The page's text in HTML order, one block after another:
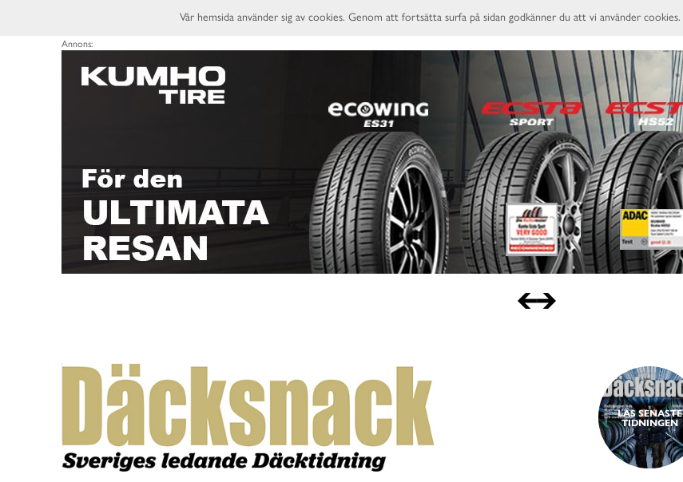
Annons:
LÄS SENASTE
TIDNINGEN
Vår hemsida använder sig av cookies. Genom att fortsätta surfa på sidan godkänner du att vi använder cookies.